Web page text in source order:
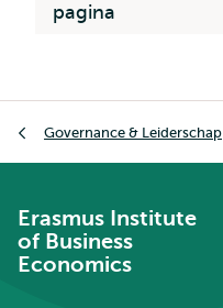
pagina
Governance & Leiderschap
Erasmus Institute
of Business
Economics